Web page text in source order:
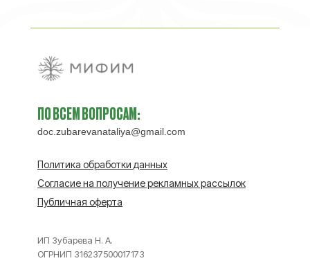
ПО ВСЕМ ВОПРОСАМ:
ИП Зубарева Н. А.
ОГРНИП 316237500017173
Согласие на получение рекламных рассылок
Политика обработки данных
doc.zubarevanataliya@gmail.com
Публичная оферта